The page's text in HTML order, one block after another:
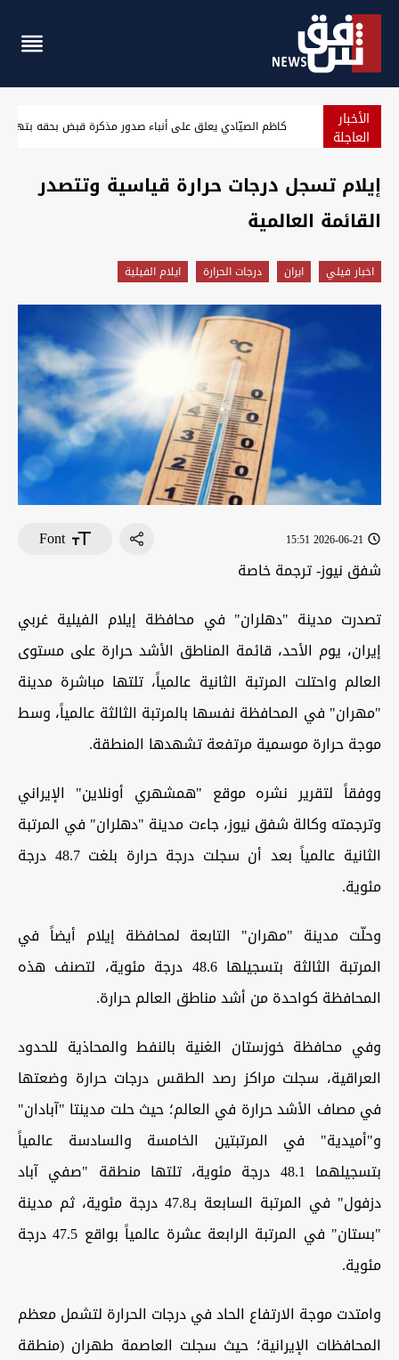
الأخبار
العاجلة طلب نيابي أمام الزيدي.. قانون تقاعد الحشد يعود للواجهة
إيلام تسجل درجات حرارة قياسية وتتصدر
القائمة العالمية
اخبار فيلي ايران درجات الحرارة ايلام الفيلية
2026-06-21 15:51
Font
شفق نيوز- ترجمة خاصة
تصدرت مدينة "دهلران" في محافظة إيلام الفيلية غربي
إيران، يوم الأحد، قائمة المناطق الأشد حرارة على مستوى
العالم واحتلت المرتبة الثانية عالمياً، تلتها مباشرة مدينة
"مهران" في المحافظة نفسها بالمرتبة الثالثة عالمياً، وسط
موجة حرارة موسمية مرتفعة تشهدها المنطقة.
ووفقاً لتقرير نشره موقع "همشهري أونلاين" الإيراني
وترجمته وكالة شفق نيوز، جاءت مدينة "دهلران" في المرتبة
الثانية عالمياً بعد أن سجلت درجة حرارة بلغت 48.7 درجة
مئوية.
وحلّت مدينة "مهران" التابعة لمحافظة إيلام أيضاً في
المرتبة الثالثة بتسجيلها 48.6 درجة مئوية، لتصنف هذه
المحافظة كواحدة من أشد مناطق العالم حرارة.
وفي محافظة خوزستان الغنية بالنفط والمحاذية للحدود
العراقية، سجلت مراكز رصد الطقس درجات حرارة وضعتها
في مصاف الأشد حرارة في العالم؛ حيث حلت مدينتا "آبادان"
و"أميدية" في المرتبتين الخامسة والسادسة عالمياً
بتسجيلهما 48.1 درجة مئوية، تلتها منطقة "صفي آباد
دزفول" في المرتبة السابعة بـ47.8 درجة مئوية، ثم مدينة
"بستان" في المرتبة الرابعة عشرة عالمياً بواقع 47.5 درجة
مئوية.
وامتدت موجة الارتفاع الحاد في درجات الحرارة لتشمل معظم
المحافظات الإيرانية؛ حيث سجلت العاصمة طهران (منطقة